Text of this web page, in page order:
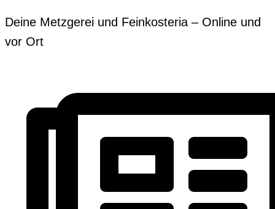
Inhalt
springen
Deine Metzgerei und Feinkosteria – Online und
vor Ort